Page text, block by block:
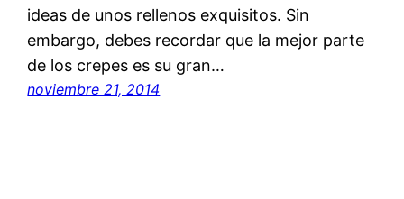
ideas de unos rellenos exquisitos. Sin
embargo, debes recordar que la mejor parte
de los crepes es su gran…
noviembre 21, 2014